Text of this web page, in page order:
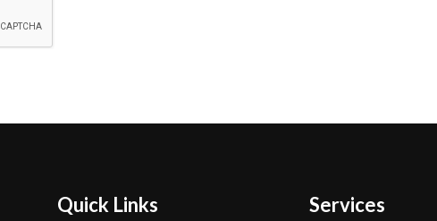
Quick Links Services